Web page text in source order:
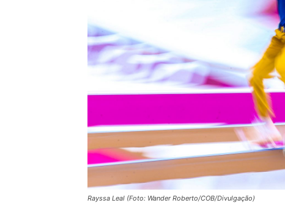
Rayssa Leal (Foto: Wander Roberto/COB/Divulgação)